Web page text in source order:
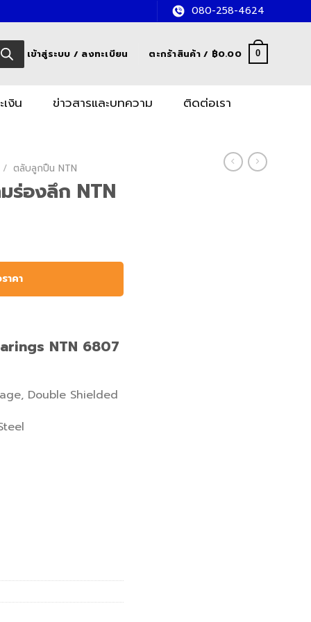
080-258-4624
เข้าสู่ระบบ / ลงทะเบียน ตะกร้าสินค้า / ฿0.00 0
เงิน ข่าวสารและบทความ ติดต่อเรา
/ ตลับลูกปืน NTN
ร่องลึก NTN
าคา
NTN 6807
Double Shielded